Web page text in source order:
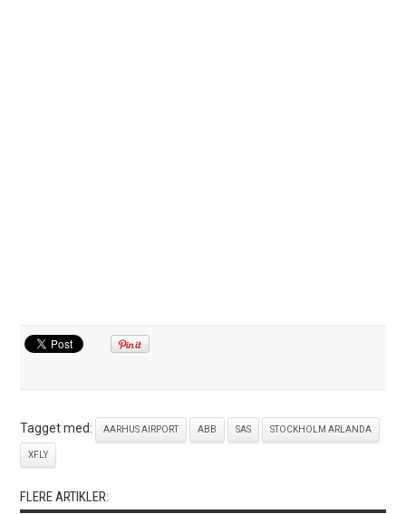
Tagget med: AARHUS AIRPORT ABB SAS STOCKHOLM ARLANDA
XFLY
FLERE ARTIKLER: